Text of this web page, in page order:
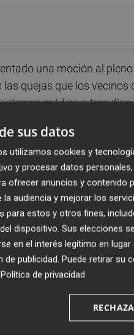
una moción al
quejas que los vecinos
médica a tres
y el consultorio sigue
este mes para
en Almassora, Silvana
de mejorar servicios
días de atención
el consultorio ha
de por medio, al final
ha considerado la
sus datos
utilizamos cookies y
y procesar datos
ofrecer anuncios y contenido
audiencia y mejorar los
para estos y otros fines,
dispositivo. Sus elecciones
en el interés legítimo en
de publicidad. Puede retirar su
Política de privacidad